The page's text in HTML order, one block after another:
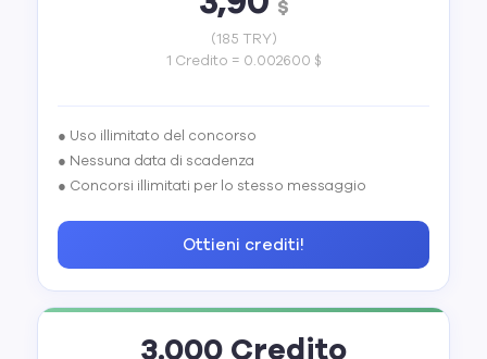
$
(185 TRY)
1 Credito = 0.002600 $
● Uso illimitato del concorso
● Nessuna data di scadenza
● Concorsi illimitati per lo stesso messaggio
Ottieni crediti!
3.000 Credito